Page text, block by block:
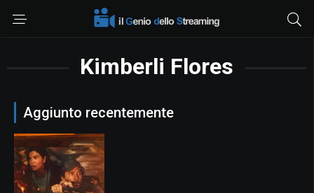
Kimberli Flores
Aggiunto recentemente